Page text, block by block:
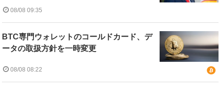
08/08 09:35
BTC専門ウォレットのコールドカード、デ
ータの取扱方針を一時変更
08/08 08:22